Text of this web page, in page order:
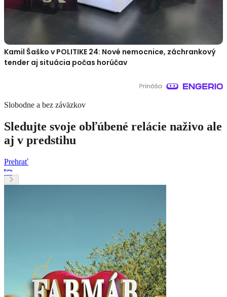
Kamil Šaško v POLITIKE 24: Nové nemocnice, záchrankový
tender aj situácia počas horúčav
Slobodne a bez záväzkov
Sledujte svoje obľúbené relácie naživo ale
aj v predstihu
Prehrať